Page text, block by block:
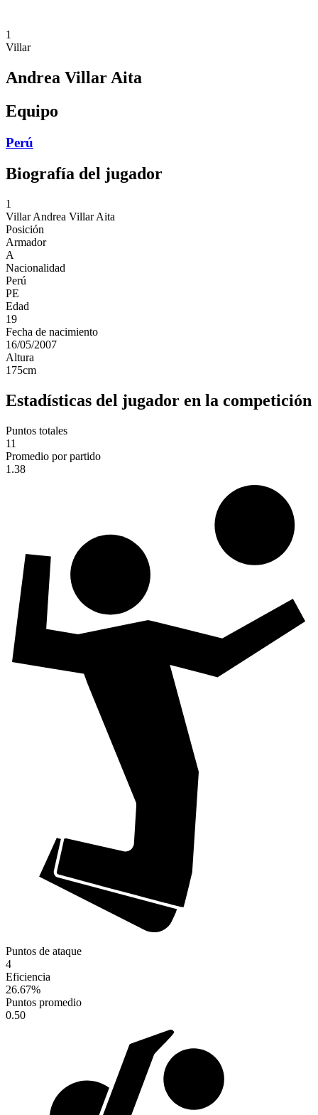
1
Villar
Andrea Villar Aita
Equipo
Perú
Biografía del jugador
1
Villar Andrea Villar Aita
Posición
Armador
A
Nacionalidad
Perú
PE
Edad
19
Fecha de nacimiento
16/05/2007
Altura
175cm
Estadísticas del jugador en la competición
Puntos totales
11
Promedio por partido
1.38
Puntos de ataque
4
Eficiencia
26.67%
Puntos promedio
0.50